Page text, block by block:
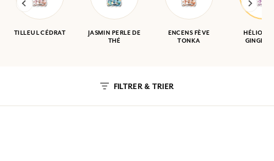
TILLEUL CÉDRAT
JASMIN PERLE DE
THÉ
ENCENS FÈVE
TONKA
FILTRER & TRIER